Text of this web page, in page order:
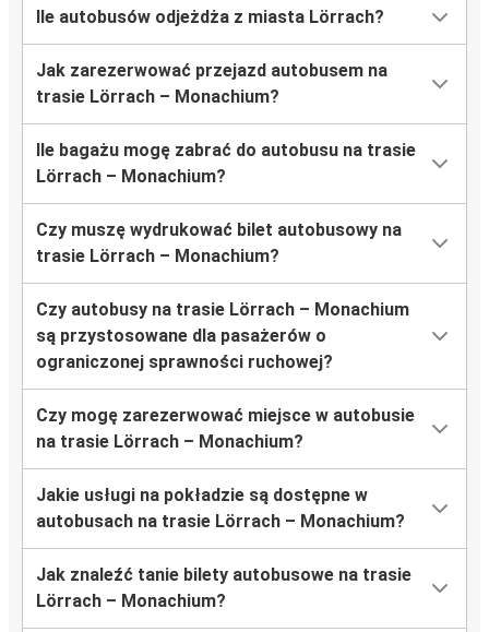
Ile autobusów odjeżdża z miasta Lörrach?
Jak zarezerwować przejazd autobusem na
trasie Lörrach – Monachium?
Ile bagażu mogę zabrać do autobusu na trasie
Lörrach – Monachium?
Czy muszę wydrukować bilet autobusowy na
trasie Lörrach – Monachium?
Czy autobusy na trasie Lörrach – Monachium
są przystosowane dla pasażerów o
ograniczonej sprawności ruchowej?
Czy mogę zarezerwować miejsce w autobusie
na trasie Lörrach – Monachium?
Jakie usługi na pokładzie są dostępne w
autobusach na trasie Lörrach – Monachium?
Jak znaleźć tanie bilety autobusowe na trasie
Lörrach – Monachium?